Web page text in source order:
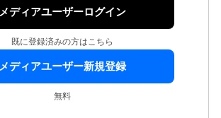
メディアユーザーログイン
既に登録済みの方はこちら
メディアユーザー新規登録
無料